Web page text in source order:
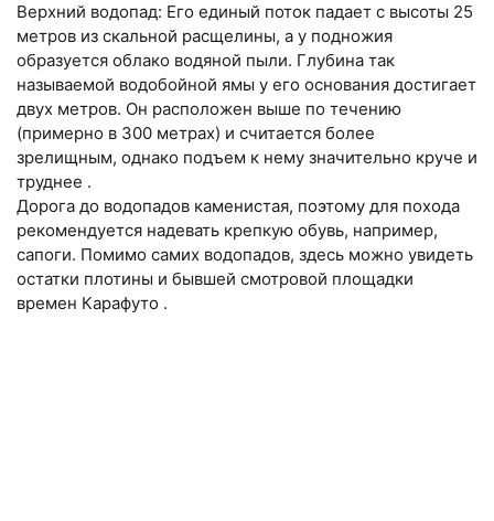
Верхний водопад: Его единый поток падает с высоты 25
метров из скальной расщелины, а у подножия
образуется облако водяной пыли. Глубина так
называемой водобойной ямы у его основания достигает
двух метров. Он расположен выше по течению
(примерно в 300 метрах) и считается более
зрелищным, однако подъем к нему значительно круче и
труднее .
Дорога до водопадов каменистая, поэтому для похода
рекомендуется надевать крепкую обувь, например,
сапоги. Помимо самих водопадов, здесь можно увидеть
остатки плотины и бывшей смотровой площадки
времен Карафуто .